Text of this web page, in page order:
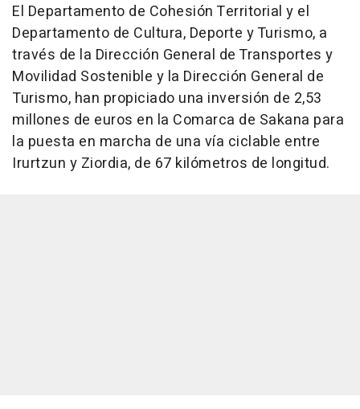
El Departamento de Cohesión Territorial y el
Departamento de Cultura, Deporte y Turismo, a
través de la Dirección General de Transportes y
Movilidad Sostenible y la Dirección General de
Turismo, han propiciado una inversión de 2,53
millones de euros en la Comarca de Sakana para
la puesta en marcha de una vía ciclable entre
Irurtzun y Ziordia, de 67 kilómetros de longitud.